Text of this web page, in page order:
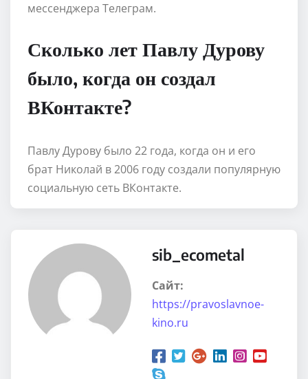
мессенджера Телеграм.
Сколько лет Павлу Дурову
было, когда он создал
ВКонтакте?
Павлу Дурову было 22 года, когда он и его
брат Николай в 2006 году создали популярную
социальную сеть ВКонтакте.
sib_ecometal
Сайт:
https://pravoslavnoe-
kino.ru